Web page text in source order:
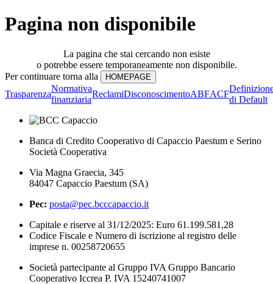
Pagina non disponibile
La pagina che stai cercando non esiste
o potrebbe essere temporaneamente non disponibile.
Per continuare torna alla
Trasparenza
Normativa
finanziaria
ReclamiDisconoscimentoABFACF
di Default
Banca di Credito Cooperativo di Capaccio Paestum e Serino
Società Cooperativa
Via Magna Graecia, 345
84047 Capaccio Paestum (SA)
Pec: posta@pec.bcccapaccio.it
Capitale e riserve al 31/12/2025: Euro 61.199.581,28
Codice Fiscale e Numero di iscrizione al registro delle
imprese n. 00258720655
Società partecipante al Gruppo IVA Gruppo Bancario
Cooperativo Iccrea P. IVA 15240741007